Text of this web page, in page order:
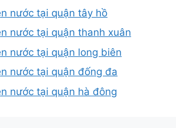
nước tại quận tây hồ
nước tại quận thanh xuân
nước tại quận long biên
nước tại quận đống đa
nước tại quận hà đông